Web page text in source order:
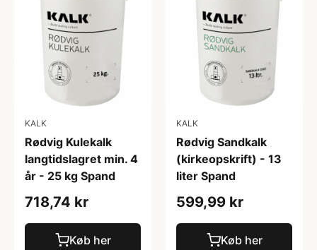
KALK
Rødvig Kulekalk
langtidslagret min. 4
år - 25 kg Spand
718,74 kr
Køb her
KALK
Rødvig Sandkalk
(kirkeopskrift) - 13
liter Spand
599,99 kr
Køb her